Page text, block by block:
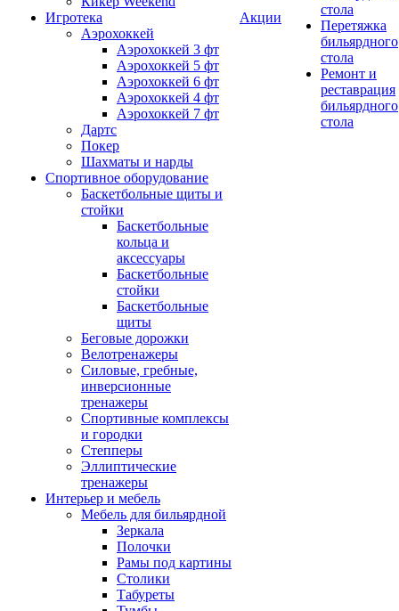
Игротека
Аэрохоккей
Аэрохоккей 3 фт
Аэрохоккей 5 фт
Аэрохоккей 6 фт
Аэрохоккей 4 фт
Аэрохоккей 7 фт
Дартс
Покер
Шахматы и нарды
Спортивное оборудование
Баскетбольные щиты и
стойки
Баскетбольные
кольца и
аксессуары
Баскетбольные
стойки
Баскетбольные
щиты
Беговые дорожки
Велотренажеры
Силовые, гребные,
инверсионные
тренажеры
Спортивные комплексы
и городки
Степперы
Эллиптические
тренажеры
Интерьер и мебель
Мебель для бильярдной
Зеркала
Полочки
Рамы под картины
Столики
Табуреты
Акции
стола
Перетяжка
бильярдного
стола
Ремонт и
реставрация
бильярдного
стола